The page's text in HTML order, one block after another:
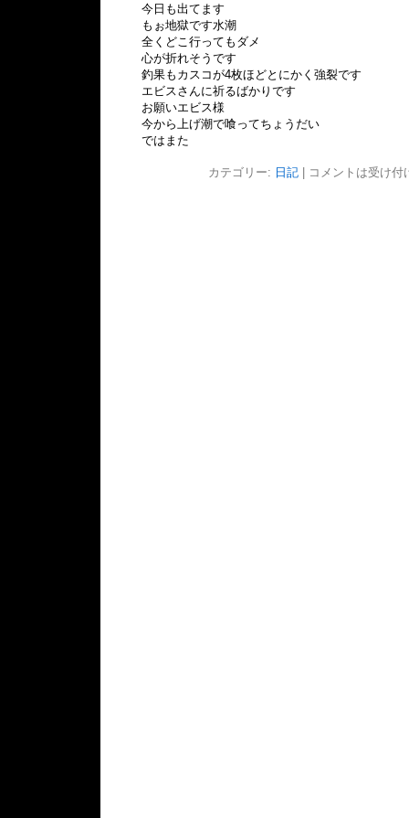
今日も出てます
もぉ地獄です水潮
全くどこ行ってもダメ
心が折れそうです
釣果もカスコが4枚ほどとにかく強裂です
エビスさんに祈るばかりです
お願いエビス様
今から上げ潮で喰ってちょうだい
ではまた
カテゴリー: 日記| コメントは受け付